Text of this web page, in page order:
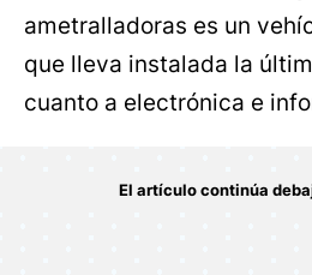
ametralladoras es un
que lleva instalada la
cuanto a electrónica e